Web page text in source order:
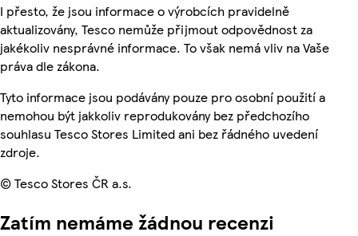
I přesto, že jsou informace o výrobcích pravidelně
aktualizovány, Tesco nemůže přijmout odpovědnost za
jakékoliv nesprávné informace. To však nemá vliv na Vaše
práva dle zákona.
Tyto informace jsou podávány pouze pro osobní použití a
nemohou být jakkoliv reprodukovány bez předchozího
souhlasu Tesco Stores Limited ani bez řádného uvedení
zdroje.
© Tesco Stores ČR a.s.
Zatím nemáme žádnou recenzi